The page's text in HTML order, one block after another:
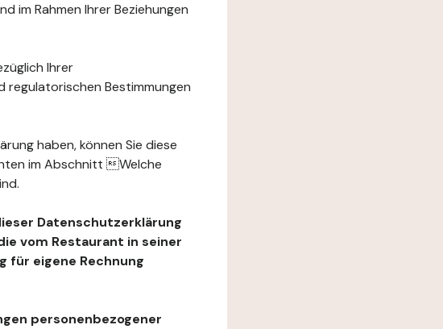
im Rahmen Ihrer Beziehungen
Ihrer
regulatorischen Bestimmungen
haben, können Sie diese
im Abschnitt Welche
Datenschutzerklärung
vom Restaurant in seiner
für eigene Rechnung
personenbezogener